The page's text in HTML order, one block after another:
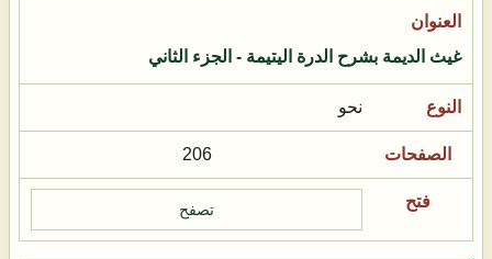
غيث الديمة بشرح الدرة اليتيمة - الجزء الثاني
نحو
206
تصفح